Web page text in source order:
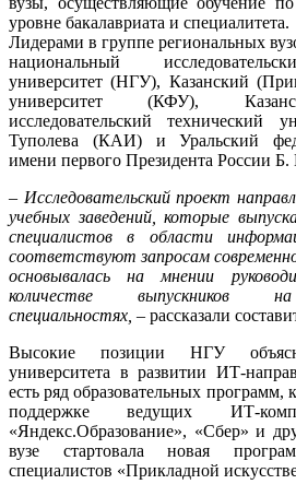
уровне бакалавриата и специалитета.
Лидерами в группе региональных
национальный
университет (НГУ), Казанский
университет (КФУ),
исследовательский
Туполева (КАИ) и Уральский
имени первого Президента России
– Исследовательский проект
учебных заведений, которые
специалистов в области
соответствуют запросам
основывалась на мнении
количестве выпускников
специальностях, – рассказали
Высокие позиции НГУ
университета в развитии ИТ-
есть ряд образовательных программ,
поддержке ведущих ИТ-
«Яндекс.Образование», «Сбер» и
вузе стартовала новая
специалистов «Прикладной